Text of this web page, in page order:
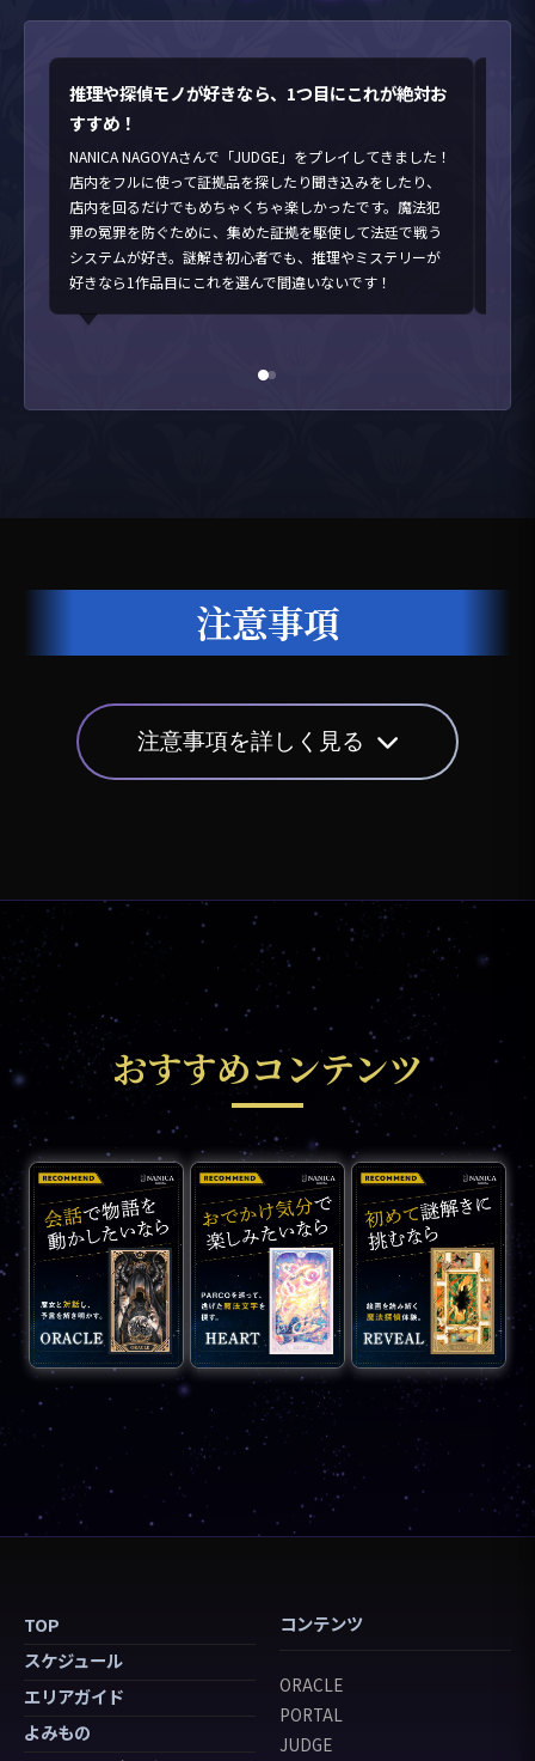
推理や探偵モノが好きなら、1つ目にこれが絶対お
すすめ！
NANICA NAGOYAさんで「JUDGE」をプレイしてきました！
店内をフルに使って証拠品を探したり聞き込みをしたり、
店内を回るだけでもめちゃくちゃ楽しかったです。魔法犯
罪の冤罪を防ぐために、集めた証拠を駆使して法廷で戦う
システムが好き。謎解き初心者でも、推理やミステリーが
好きなら1作品目にこれを選んで間違いないです！
注意事項
注意事項を詳しく見る
おすすめコンテンツ
TOP
スケジュール
エリアガイド
よみもの
コンテンツ
ORACLE
PORTAL
JUDGE